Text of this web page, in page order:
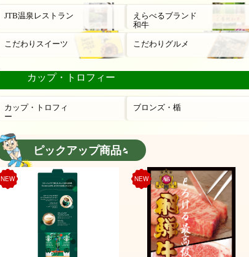
JTB温泉レストラン
えらべるブランド
和牛
こだわりスイーツ こだわりグルメ
カップ・トロフィー
カップ・トロフィ
ー
ブロンズ・楯
ピックアップ商品
NEW NEW